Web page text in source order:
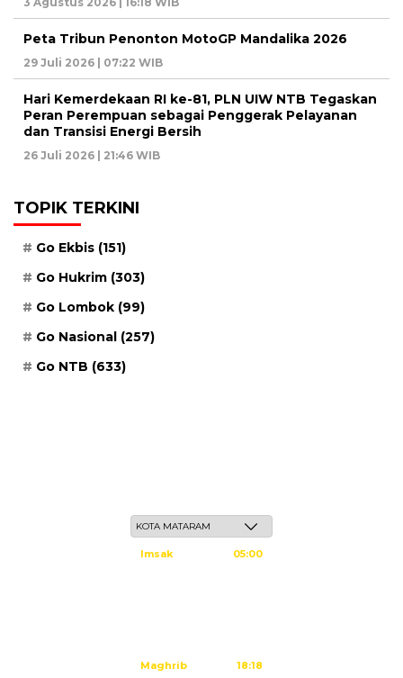
Peta Tribun Penonton MotoGP Mandalika 2026
29 Juli 2026 | 07:22 WIB
Hari Kemerdekaan RI ke-81, PLN UIW NTB Tegaskan
Peran Perempuan sebagai Penggerak Pelayanan
dan Transisi Energi Bersih
26 Juli 2026 | 21:46 WIB
TOPIK TERKINI
Go Ekbis (151)
Go Hukrim (303)
Go Lombok (99)
Go Nasional (257)
Go NTB (633)
Imsak 05:00
Maghrib 18:18